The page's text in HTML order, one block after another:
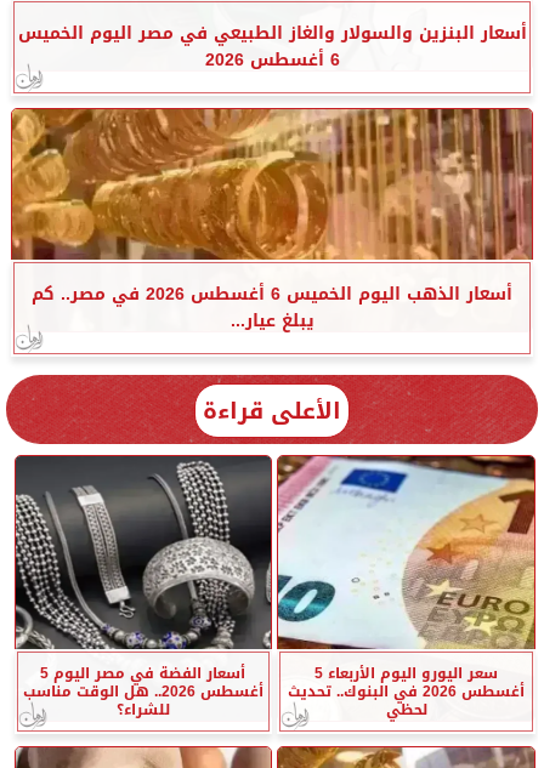
أسعار البنزين والسولار والغاز الطبيعي في مصر اليوم الخميس
6 أغسطس 2026
أسعار الذهب اليوم الخميس 6 أغسطس 2026 في مصر.. كم
يبلغ عيار...
الأعلى قراءة
سعر اليورو اليوم الأربعاء 5
أغسطس 2026 في البنوك.. تحديث
لحظي
أسعار الفضة في مصر اليوم 5
أغسطس 2026.. هل الوقت مناسب
للشراء؟